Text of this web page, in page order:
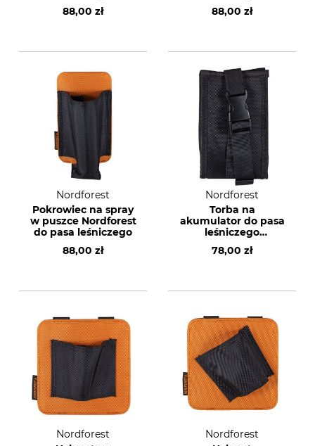
88,00 zł
88,00 zł
Nordforest
Pokrowiec na spray
w puszce Nordforest
do pasa leśniczego
88,00 zł
Nordforest
Torba na
akumulator do pasa
leśniczego
Nordforest
78,00 zł
Nordforest
Nordforest